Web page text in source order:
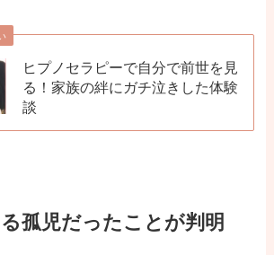
ヒプノセラピーで自分で前世を見
る！家族の絆にガチ泣きした体験
談
孤児だったことが判明